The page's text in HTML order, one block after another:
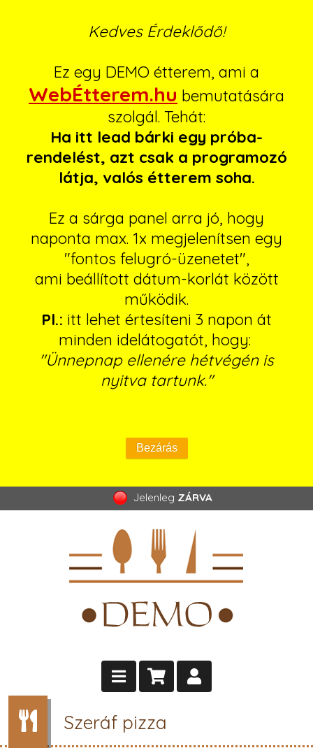
Kedves Érdeklődő!
Ez egy DEMO étterem, ami a
WebÉtterem.hu bemutatására
szolgál. Tehát:
Ha itt lead bárki egy próba-
rendelést, azt csak a programozó
látja, valós étterem soha.
Ez a sárga panel arra jó, hogy
naponta max. 1x megjelenítsen egy
"fontos felugró-üzenetet",
ami beállított dátum-korlát között
működik.
Pl.: itt lehet értesíteni 3 napon át
minden idelátogatót, hogy:
"Ünnepnap ellenére hétvégén is
nyitva tartunk."
Jelenleg ZÁRVA
Szeráf pizza